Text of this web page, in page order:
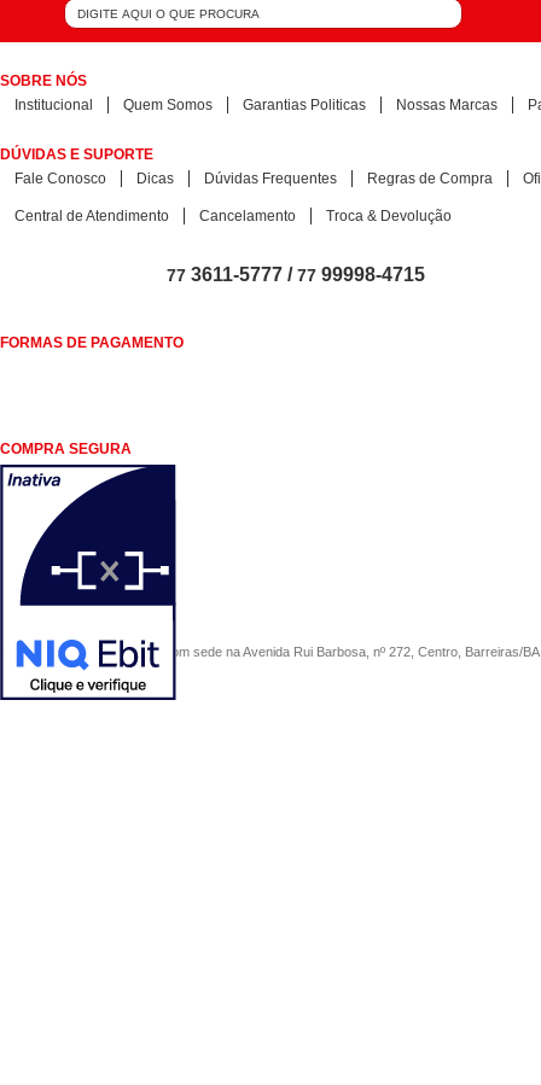
SOBRE NÓS
Institucional
Quem Somos Garantias Politicas Nossas Marcas
DÚVIDAS E SUPORTE
Fale Conosco
Dicas Dúvidas Frequentes Regras de Compra
Central de Atendimento Cancelamento Troca & Devolução
77 3611-5777 /77 99998-4715
FORMAS DE PAGAMENTO
COMPRA SEGURA
COMERCIAL SÃO PAULO, com sede na Avenida Rui Barbosa, nº 272, Centro, Barreiras/